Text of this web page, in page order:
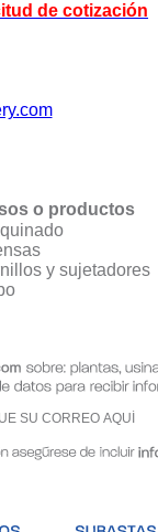
de cotización
o productos
y sujetadores